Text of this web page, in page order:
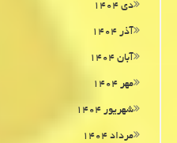
دی ۱۴۰۴
آذر ۱۴۰۴
آبان ۱۴۰۴
مهر ۱۴۰۴
شهریور ۱۴۰۴
مرداد ۱۴۰۴